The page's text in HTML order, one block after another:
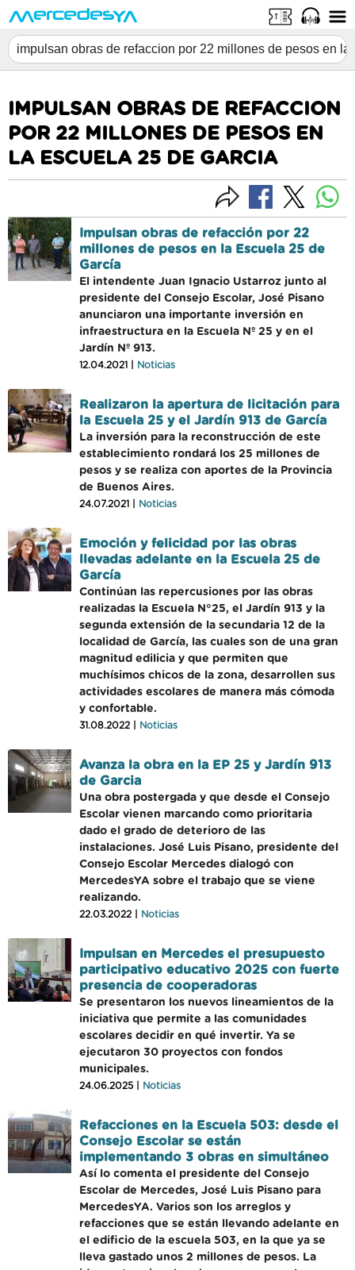
IMPULSAN OBRAS DE REFACCION
POR 22 MILLONES DE PESOS EN
LA ESCUELA 25 DE GARCIA
Impulsan obras de refacción por 22
millones de pesos en la Escuela 25 de
García
El intendente Juan Ignacio Ustarroz junto al
presidente del Consejo Escolar, José Pisano
anunciaron una importante inversión en
infraestructura en la Escuela Nº 25 y en el
Jardín Nº 913.
12.04.2021 | Noticias
Realizaron la apertura de licitación para
la Escuela 25 y el Jardín 913 de García
La inversión para la reconstrucción de este
establecimiento rondará los 25 millones de
pesos y se realiza con aportes de la Provincia
de Buenos Aires.
24.07.2021 | Noticias
Emoción y felicidad por las obras
llevadas adelante en la Escuela 25 de
García
Continúan las repercusiones por las obras
realizadas la Escuela N°25, el Jardín 913 y la
segunda extensión de la secundaria 12 de la
localidad de García, las cuales son de una gran
magnitud edilicia y que permiten que
muchísimos chicos de la zona, desarrollen sus
actividades escolares de manera más cómoda
y confortable.
31.08.2022 | Noticias
Avanza la obra en la EP 25 y Jardín 913
de Garcia
Una obra postergada y que desde el Consejo
Escolar vienen marcando como prioritaria
dado el grado de deterioro de las
instalaciones. José Luis Pisano, presidente del
Consejo Escolar Mercedes dialogó con
MercedesYA sobre el trabajo que se viene
realizando.
22.03.2022 | Noticias
Impulsan en Mercedes el presupuesto
participativo educativo 2025 con fuerte
presencia de cooperadoras
Se presentaron los nuevos lineamientos de la
iniciativa que permite a las comunidades
escolares decidir en qué invertir. Ya se
ejecutaron 30 proyectos con fondos
municipales.
24.06.2025 | Noticias
Refacciones en la Escuela 503: desde el
Consejo Escolar se están
implementando 3 obras en simultáneo
Así lo comenta el presidente del Consejo
Escolar de Mercedes, José Luis Pisano para
MercedesYA. Varios son los arreglos y
refacciones que se están llevando adelante en
el edificio de la escuela 503, en la que ya se
lleva gastado unos 2 millones de pesos. La